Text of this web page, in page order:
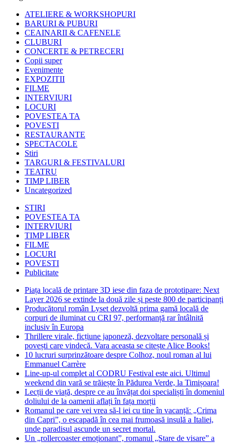
ATELIERE & WORKSHOPURI
BARURI & PUBURI
CEAINARII & CAFENELE
CLUBURI
CONCERTE & PETRECERI
Copii super
Evenimente
EXPOZITII
FILME
INTERVIURI
LOCURI
POVESTEA TA
POVESTI
RESTAURANTE
SPECTACOLE
Stiri
TARGURI & FESTIVALURI
TEATRU
TIMP LIBER
Uncategorized
STIRI
POVESTEA TA
INTERVIURI
TIMP LIBER
FILME
LOCURI
POVESTI
Publicitate
Piața locală de printare 3D iese din faza de prototipare: Next
Layer 2026 se extinde la două zile și peste 800 de participanți
Producătorul român Lyset dezvoltă prima gamă locală de
corpuri de iluminat cu CRI 97, performanță rar întâlnită
inclusiv în Europa
Thrillere virale, ficțiune japoneză, dezvoltare personală și
povești care vindecă. Vara aceasta se citește Alice Books!
10 lucruri surprinzătoare despre Colhoz, noul roman al lui
Emmanuel Carrère
Line-up-ul complet al CODRU Festival este aici. Ultimul
weekend din vară se trăiește în Pădurea Verde, la Timișoara!
Lecții de viață, despre ce au învățat doi specialiști în domeniul
doliului de la oamenii aflați în fața morții
Romanul pe care vei vrea să-l iei cu tine în vacanță: „Crima
din Capri”, o escapadă în cea mai frumoasă insulă a Italiei,
unde paradisul ascunde un secret mortal.
Un „rollercoaster emoționant”, romanul „Stare de visare” a